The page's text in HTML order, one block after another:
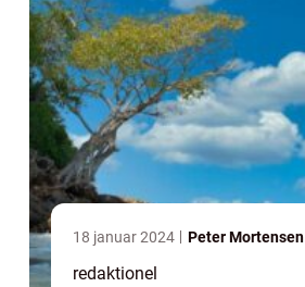
18 januar 2024 Peter Mortensen
redaktionel